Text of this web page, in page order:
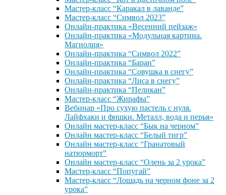
Мастер-класс “Каракал в лаванде”
Мастер-класс “Символ 2023”
Онлайн-практика «Весенний пейзаж»
Онлайн-практика «Модульная картина.
Магнолия»
Онлайн-практика “Символ 2022”
Онлайн-практика “Баран”
Онлайн-практика “Совушка в снегу”
Онлайн-практика “Лиса в снегу”
Онлайн-практика “Пеликан”
Мастер-класс “Жирафы”
Вебинар «Про сухую пастель с нуля.
Лайфхаки и фишки. Металл, вода и перья»
Онлайн мастер-класс “Бык на черном”
Онлайн мастер-класс “Белый тигр”
Онлайн мастер-класс “Гранатовый
натюрморт”
Онлайн мастер-класс “Олень за 2 урока”
Мастер-класс “Попугай”
Мастер-класс “Лошадь на черном фоне за 2
урока”